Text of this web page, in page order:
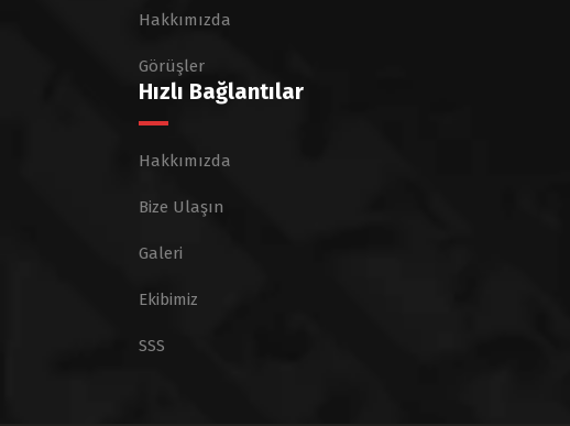
Hakkımızda
Görüşler
Hızlı Bağlantılar
Hakkımızda
Bize Ulaşın
Galeri
Ekibimiz
SSS